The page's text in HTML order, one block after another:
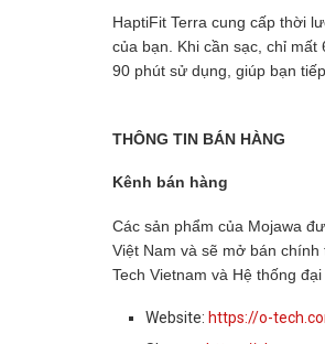
HaptiFit Terra cung cấp thời
của bạn. Khi cần sạc, chỉ
90 phút sử dụng, giúp bạn
THÔNG TIN BÁN HÀNG
Kênh bán hàng
Các sản phẩm của Mojawa
Việt Nam và sẽ mở bán chính
Tech Vietnam và Hệ thống
Website: https://o-